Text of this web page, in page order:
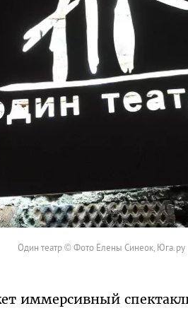
Один театр © Фото Елены Синеок, Юга.ру
иммерсивный